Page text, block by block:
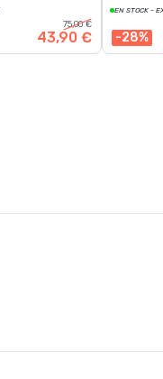
75,00 €
43,90 €
EN STOCK -
-28%